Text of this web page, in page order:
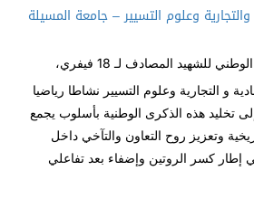
وعلوم التسيير – جامعة المسيلة
بمناسبة إحياء اليوم الوطني للشهيد المصادف لـ 18 فيفري،
و التجارية وعلوم التسيير نشاطا رياضيا
تخليد هذه الذكرى الوطنية بأسلوب يجمع
وتعزيز روح التعاون والتآخي داخل
إطار كسر الروتين وإضفاء بعد تفاعلي